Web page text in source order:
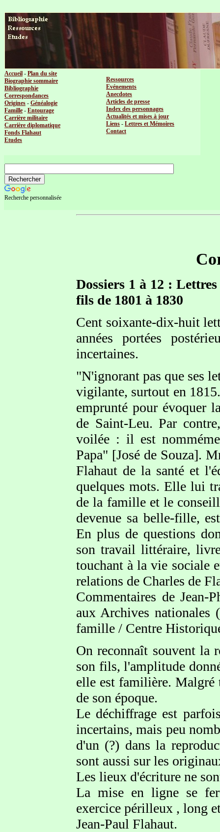
Accueil - Plan du site
Biographie sommaire
Bibliographie
Correspondances
Origines - Généalogie
Famille - Entourage
Carrière militaire
Carrière diplomatique
Fonds Flahaut
Etudes
Ressources
Evénements
Anecdotes
Articles de presse
Index des personnages
Actualités et mises à jour
Liens - Lettres et Mémoires
Contact
Recherche personnalisée
Dossiers 1 à 12 :
fils de 1801 à 1830
Cent soixante-dix-huit
années portées
incertaines.
"N'ignorant pas que ses
vigilante, surtout en
emprunté pour évoquer
de Saint-Leu. Par
voilée : il est
Papa" [José de Souza].
Flahaut de la santé et
quelques mots. Elle lui
de la famille et le
devenue sa belle-fille,
En plus de questions
son travail littéraire,
touchant à la vie sociale
relations de Charles de
Commentaires de Jean-
aux Archives nationales
famille / Centre
On reconnaît souvent la
son fils, l'amplitude
elle est familière. Malgré
de son époque.
Le déchiffrage est
incertains, mais peu
d'un (?) dans la
sont aussi sur les
Les lieux d'écriture ne
La mise en ligne se
exercice périlleux , long
Jean-Paul Flahaut.